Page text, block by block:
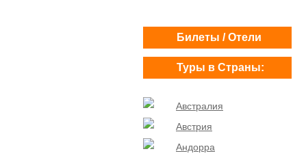
Билеты / Отели
Туры в Страны:
Австралия
Австрия
Андорра